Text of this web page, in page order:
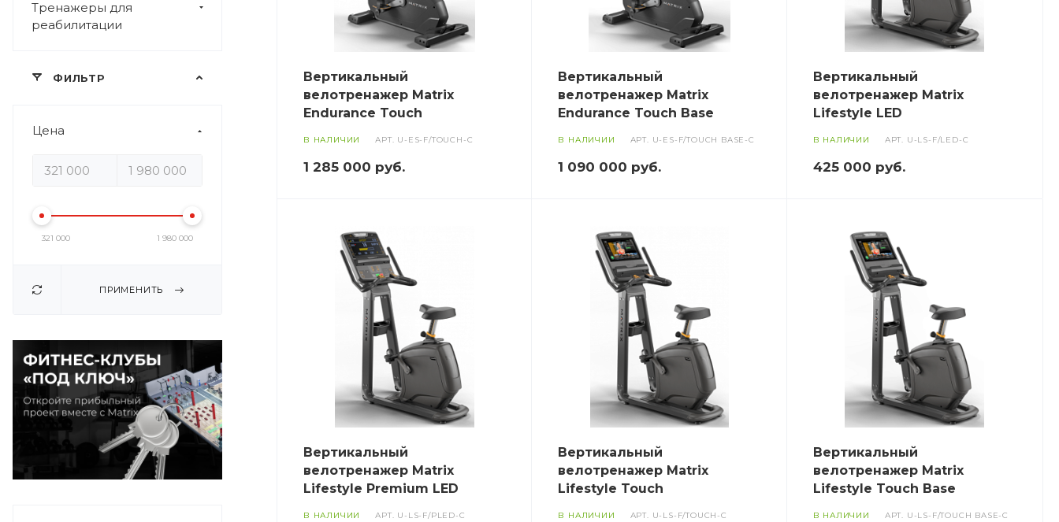
Тренажеры для
реабилитации
ФИЛЬТР
Цена
321 000 1 980 000
ПРИМЕНИТЬ
Вертикальный
велотренажер Matrix
Endurance Touch
В НАЛИЧИИ АРТ. U-ES-F/TOUCH-C
1 285 000 руб.
Вертикальный
велотренажер Matrix
Endurance Touch Base
В НАЛИЧИИ АРТ. U-ES-F/TOUCH BASE-C
1 090 000 руб.
Вертикальный
велотренажер Matrix
Lifestyle LED
В НАЛИЧИИ АРТ. U-LS-F/LED-C
425 000 руб.
Вертикальный
велотренажер Matrix
Lifestyle Premium LED
В НАЛИЧИИ АРТ. U-LS-F/PLED-C
Вертикальный
велотренажер Matrix
Lifestyle Touch
В НАЛИЧИИ АРТ. U-LS-F/TOUCH-C
Вертикальный
велотренажер Matrix
Lifestyle Touch Base
В НАЛИЧИИ АРТ. U-LS-F/TOUCH BASE-C